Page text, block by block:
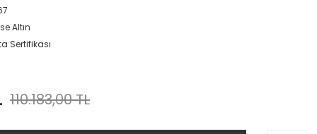
Altın
Sertifikası
110.183,00 TL